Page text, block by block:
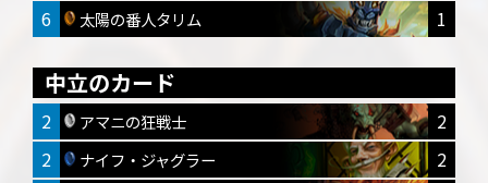
6
太陽の番人タリム 1
中立のカード
2 アマニの狂戦士
2
2
ナイフ・ジャグラー
2